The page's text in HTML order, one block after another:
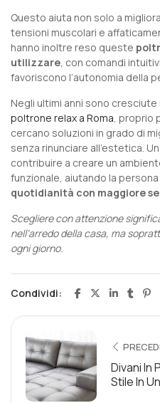
Questo aiuta non solo a
tensioni muscolari e
hanno inoltre reso queste
utilizzare, con comandi
favoriscono l’autonomia della
Negli ultimi anni sono
poltrone relax a Roma, proprio
cercano soluzioni in grado di
senza rinunciare all’estetica.
contribuire a creare un
funzionale, aiutando la persona
quotidianità con maggiore
Scegliere con attenzione
nell’arredo della casa, ma
ogni giorno.
Condividi:
Divani In
Stile In